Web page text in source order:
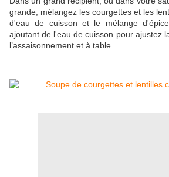
grande, mélangez les courgettes et les
d'eau de cuisson et le mélange
ajoutant de l'eau de cuisson pour ajustez
l’assaisonnement et à table.